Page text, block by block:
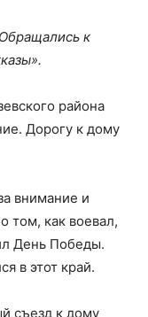
к
района
Дорогу к дому
внимание и
том, как воевал,
День Победы.
в этот край.
съезд к дому